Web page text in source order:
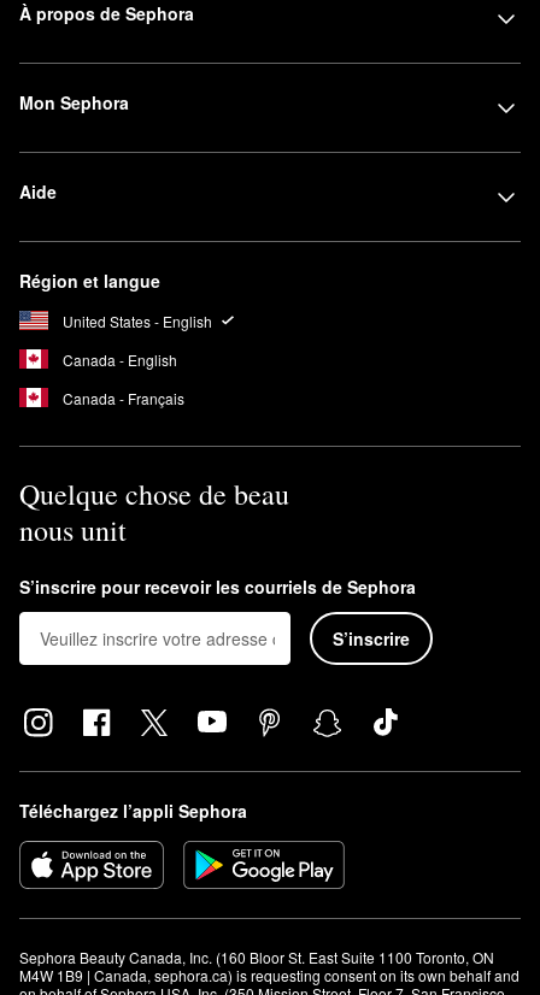
À propos de Sephora
Mon Sephora
Aide
Région et langue
United States - English
Canada - English
Canada - Français
Quelque chose de beau
nous unit
S’inscrire pour recevoir les courriels de Sephora
S’inscrire
Téléchargez l’appli Sephora
Sephora Beauty Canada, Inc. (160 Bloor St. East Suite 1100 Toronto, ON
M4W 1B9 | Canada, sephora.ca) is requesting consent on its own behalf and